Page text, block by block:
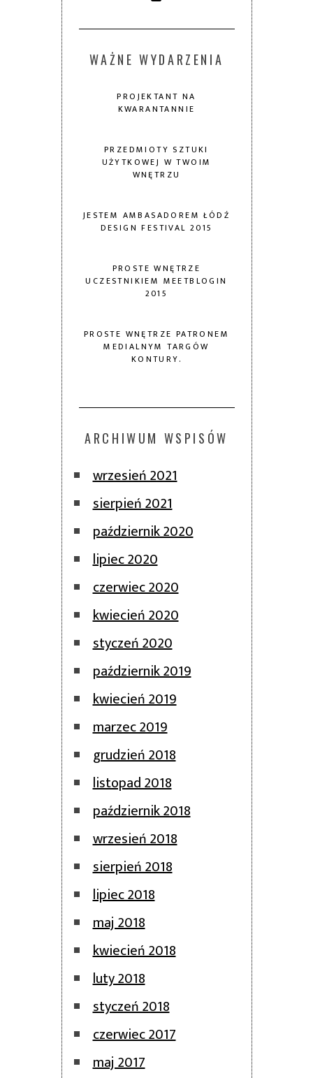
WAŻNE WYDARZENIA
PROJEKTANT NA
KWARANTANNIE
PRZEDMIOTY SZTUKI
UŻYTKOWEJ W TWOIM
WNĘTRZU
JESTEM AMBASADOREM ŁÓDŹ
DESIGN FESTIVAL 2015
PROSTE WNĘTRZE
UCZESTNIKIEM MEETBLOGIN
2015
PROSTE WNĘTRZE PATRONEM
MEDIALNYM TARGÓW
KONTURY.
ARCHIWUM WSPISÓW
wrzesień 2021
sierpień 2021
październik 2020
lipiec 2020
czerwiec 2020
kwiecień 2020
styczeń 2020
październik 2019
kwiecień 2019
marzec 2019
grudzień 2018
listopad 2018
październik 2018
wrzesień 2018
sierpień 2018
lipiec 2018
maj 2018
kwiecień 2018
luty 2018
styczeń 2018
czerwiec 2017
maj 2017